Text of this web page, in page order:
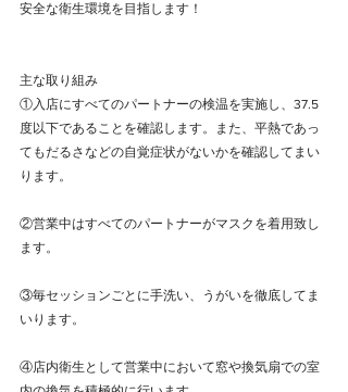
安全な衛生環境を目指します！﻿
主な取り組み﻿
①入店にすべてのパートナーの検温を実施し、37.5
度以下であることを確認します。また、平熱であっ
てもだるさなどの自覚症状がないかを確認してまい
ります。﻿
②営業中はすべてのパートナーがマスクを着用致し
ます。﻿
③毎セッションごとに手洗い、うがいを徹底してま
いります。﻿
④店内衛生として営業中において窓や換気扇での室